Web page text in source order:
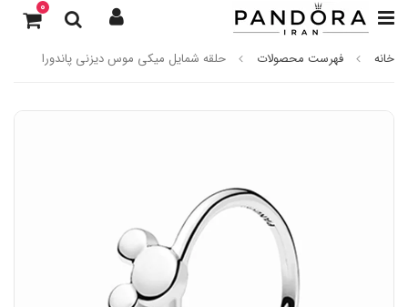
0
خانه فهرست محصولات حلقه شمایل میکی موس دیزنی پاندورا